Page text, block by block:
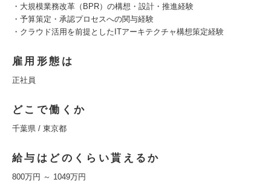
・大規模業務改革（BPR）の構想・設計・推進経験
・予算策定・承認プロセスへの関与経験
・クラウド活用を前提としたITアーキテクチャ構想策定経験
雇用形態は
正社員
どこで働くか
千葉県 / 東京都
給与はどのくらい貰えるか
800万円 ～ 1049万円